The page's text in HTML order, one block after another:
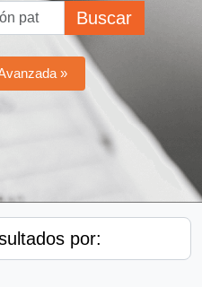
Buscar
»
por: